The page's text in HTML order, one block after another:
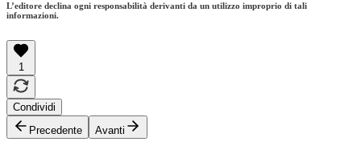
L’editore declina ogni responsabilità derivanti da un utilizzo improprio di tali
informazioni.
1
Condividi
Precedente
Avanti